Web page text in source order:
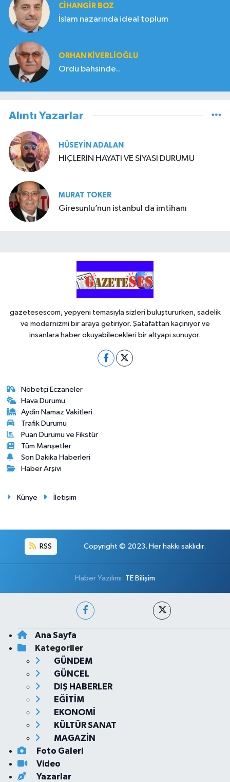
CIHANGIR BOZ
İslam nazarında ideal toplum
ORHAN KIVERLIOĞLU
Ordu bahsinde..
Alıntı Yazarlar
HÜSEYIN ADALAN
HİÇLERİN HAYATI VE SİYASİ DURUMU
MURAT TOKER
Giresunlu’nun istanbul da imtihanı
gazetesescom, yepyeni temasıyla sizleri buluştururken, sadelik
ve modernizmi bir araya getiriyor. Şatafattan kaçınıyor ve
insanlara haber okuyabilecekleri bir altyapı sunuyor.
Nöbetçi Eczaneler
Hava Durumu
Aydin Namaz Vakitleri
Trafik Durumu
Puan Durumu ve Fikstür
Tüm Manşetler
Son Dakika Haberleri
Haber Arşivi
Künye İletişim
RSS Copyright © 2023. Her hakkı saklıdır.
Haber Yazılımı: TE Bilişim
Ana Sayfa
Kategoriler
GÜNDEM
GÜNCEL
DIŞ HABERLER
EĞİTİM
EKONOMİ
KÜLTÜR SANAT
MAGAZİN
Foto Galeri
Video
Yazarlar